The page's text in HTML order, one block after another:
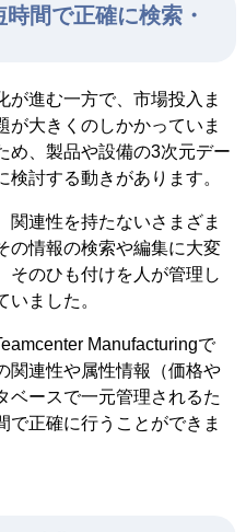
間で正確に検索・
が進む一方で、市場投入ま
が大きくのしかかっていま
め、製品や設備の3次元デー
討する動きがあります。
関連性を持たないさまざま
の情報の検索や編集に大変
そのひも付けを人が管理し
ました。
Manufacturingで
関連性や属性情報（価格や
ベースで一元管理されるた
で正確に行うことができま